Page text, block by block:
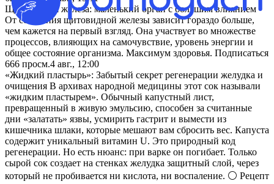
Щитовидная железа: маленький орган с большим влиянием -
От состояния щитовидной железы зависит гораздо больше,
чем кажется на первый взгляд. Она участвует во множестве
процессов, влияющих на самочувствие, уровень энергии и
общее состояние организма. Максимум здоровья. Подписаться
666 просм.4 авг., 12:00
«Жидкий пластырь»: Забытый секрет регенерации желудка и
очищения В архивах народной медицины этот сок называли
«жидким пластырем». Обычный капустный лист,
превращенный в живую эмульсию, способен за считанные
дни «залатать» язвы, усмирить гастрит и вымести из
кишечника шлаки, которые мешают вам сбросить вес. Капуста
содержит уникальный витамин U. Это природный код
регенерации. Но есть нюанс: при варке он погибает. Только
сырой сок создает на стенках желудка защитный слой, через
который не пробивается ни кислота, ни воспаление. ⚪️ Рецепт